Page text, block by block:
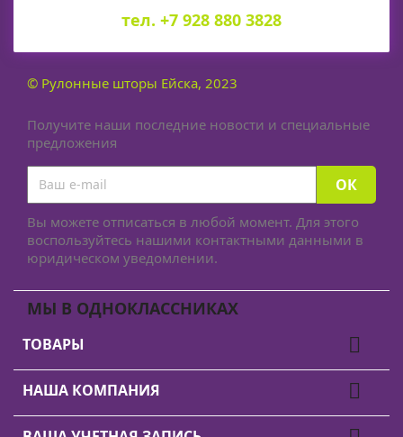
тел. +7 928 880 3828
© Рулонные шторы Ейска, 2023
Получите наши последние новости и специальные
предложения
Вы можете отписаться в любой момент. Для этого
воспользуйтесь нашими контактными данными в
юридическом уведомлении.
МЫ В ОДНОКЛАССНИКАХ
ТОВАРЫ 
НАША КОМПАНИЯ 